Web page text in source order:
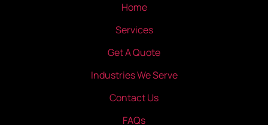
Home
Services
Get A Quote
Industries We Serve
Contact Us
FAQs